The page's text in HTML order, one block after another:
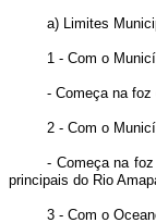
a) Limites
1 - Com o
- Começa na foz
2 - Com o
- Começa na
principais do Rio
3 - Com o